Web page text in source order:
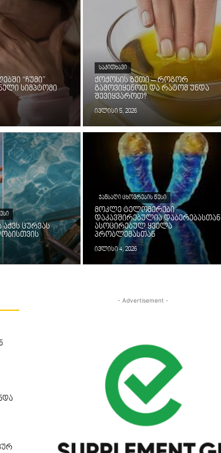
“ჩუმი”
სიმპტომი
ᲡᲐᲙᲘᲗᲮᲐᲕᲘ
ქოქოსის ზეთი – როგორ
გამოვიყენოთ და რატომ უნდა
შევიყვაროთ?
ივლისი 5, 2026
ცურვას
ᲯᲐᲜᲡᲐᲦᲘ ᲪᲮᲝᲕᲠᲔᲑᲘᲡ ᲬᲔᲡᲘ
მოკლე ტელომერები
დაკავშირებულია დაბერებასთან
ასოცირებულ ყველა
პრობლემასთან
ივლისი 4, 2026
- Advertisement -